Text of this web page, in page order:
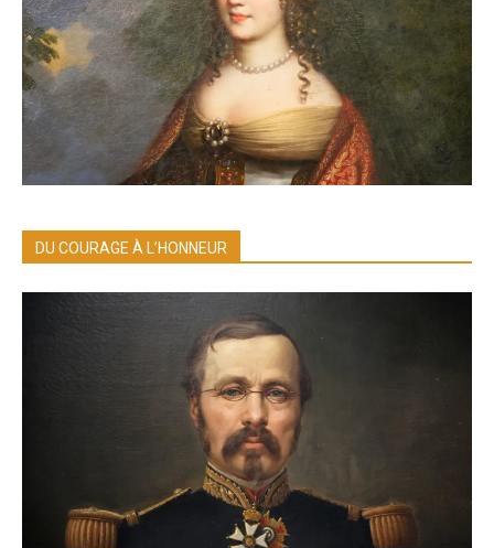
DU COURAGE À L’HONNEUR